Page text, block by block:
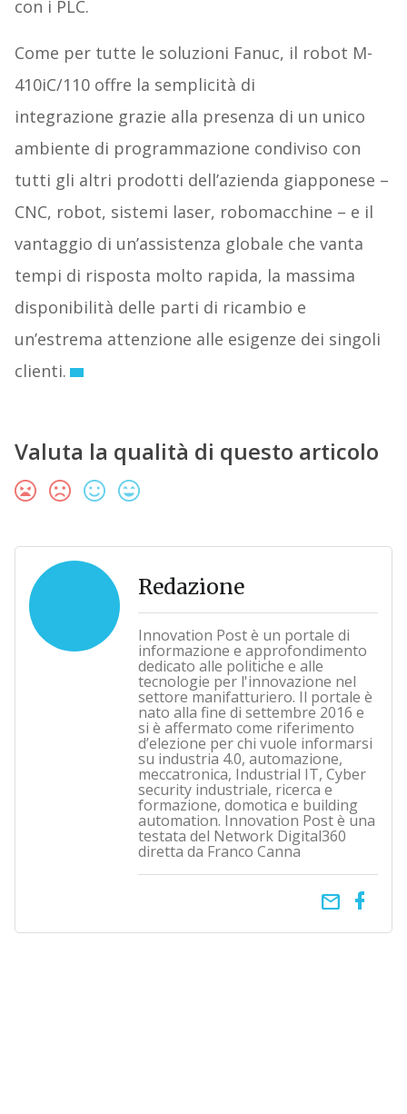
con i PLC.
Come per tutte le soluzioni Fanuc, il robot M-
410iC/110 offre la semplicità di
integrazione grazie alla presenza di un unico
ambiente di programmazione condiviso con
tutti gli altri prodotti dell’azienda giapponese –
CNC, robot, sistemi laser, robomacchine – e il
vantaggio di un’assistenza globale che vanta
tempi di risposta molto rapida, la massima
disponibilità delle parti di ricambio e
un’estrema attenzione alle esigenze dei singoli
clienti.
Valuta la qualità di questo articolo
Redazione
Innovation Post è un portale di
informazione e approfondimento
dedicato alle politiche e alle
tecnologie per l'innovazione nel
settore manifatturiero. Il portale è
nato alla fine di settembre 2016 e
si è affermato come riferimento
d’elezione per chi vuole informarsi
su industria 4.0, automazione,
meccatronica, Industrial IT, Cyber
security industriale, ricerca e
formazione, domotica e building
automation. Innovation Post è una
testata del Network Digital360
diretta da Franco Canna
email